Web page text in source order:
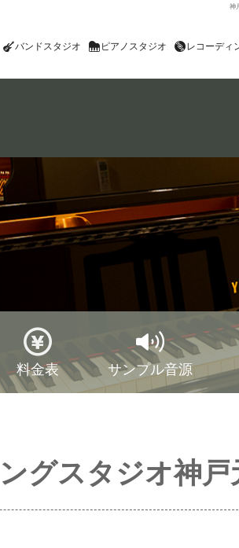
神
バンドスタジオ ピアノスタジオ レコーディ
料金表 サンプル音源
グスタジオ神